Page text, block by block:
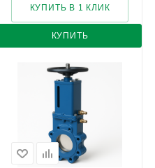
КУПИТЬ
КУПИТЬ В 1 КЛИК